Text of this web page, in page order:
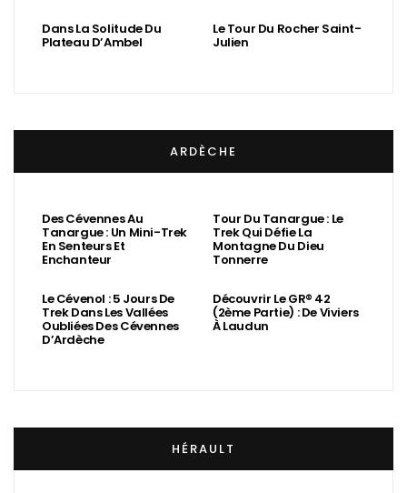
GR® De Pays Tour Des
Baronnies Provençales :
La Grande Vire
D’Archiane
Plateau D’Ambel Julien
ARDÈCHE
Des Cévennes Au
Tanargue : Un Mini-Trek
En Senteurs Et
Enchanteur
Tour Du Tanargue : Le
Trek Qui Défie La
Montagne Du Dieu
D’Ardèche